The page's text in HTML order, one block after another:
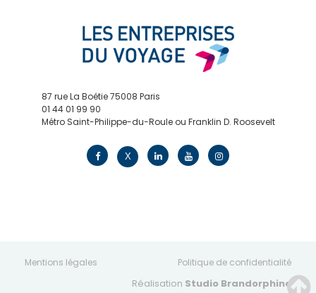
87 rue La Boétie 75008 Paris
01 44 01 99 90
Métro Saint-Philippe-du-Roule ou Franklin D. Roosevelt
X
Mentions légales Politique de confidentialité
Réalisation Studio Brandorphine